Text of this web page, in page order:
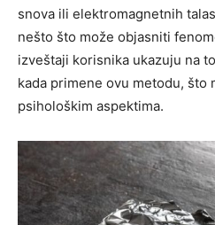
snova ili elektromagnetnih
nešto što može objasniti
izveštaji korisnika ukazuju na
kada primene ovu metodu, što
psihološkim aspektima.